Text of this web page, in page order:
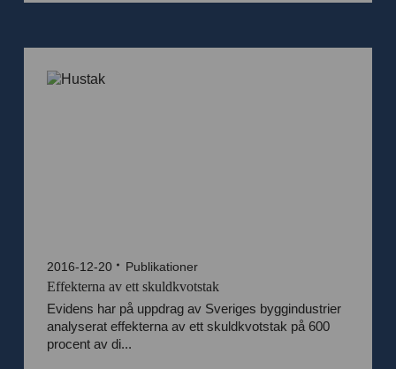
2016-12-20 Publikationer
Effekterna av ett skuldkvotstak
Evidens har på uppdrag av Sveriges byggindustrier
analyserat effekterna av ett skuldkvotstak på 600
procent av di...